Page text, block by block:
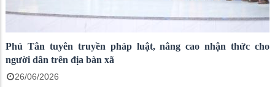
Phú Tân tuyên truyền pháp luật, nâng cao nhận thức cho
người dân trên địa bàn xã
26/06/2026